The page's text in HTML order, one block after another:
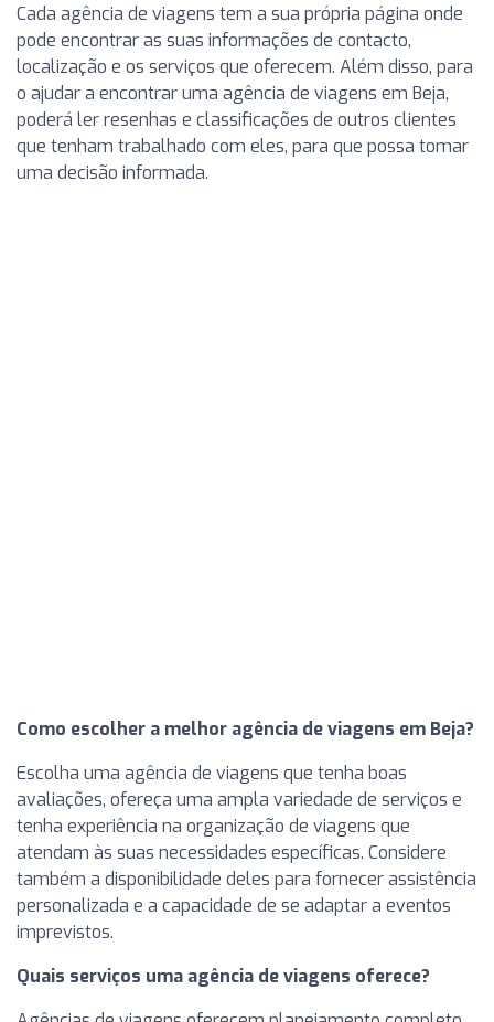
Cada agência de viagens tem a sua própria página onde
pode encontrar as suas informações de contacto,
localização e os serviços que oferecem. Além disso, para
o ajudar a encontrar uma agência de viagens em Beja,
poderá ler resenhas e classificações de outros clientes
que tenham trabalhado com eles, para que possa tomar
uma decisão informada.
Como escolher a melhor agência de viagens em Beja?
Escolha uma agência de viagens que tenha boas
avaliações, ofereça uma ampla variedade de serviços e
tenha experiência na organização de viagens que
atendam às suas necessidades específicas. Considere
também a disponibilidade deles para fornecer assistência
personalizada e a capacidade de se adaptar a eventos
imprevistos.
Quais serviços uma agência de viagens oferece?